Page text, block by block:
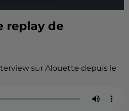
replay de
sur Alouette depuis le